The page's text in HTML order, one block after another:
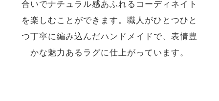
合いでナチュラル感あふれるコーディネイト
を楽しむことができます。職人がひとつひと
つ丁寧に編み込んだハンドメイドで、表情豊
かな魅力あるラグに仕上がっています。